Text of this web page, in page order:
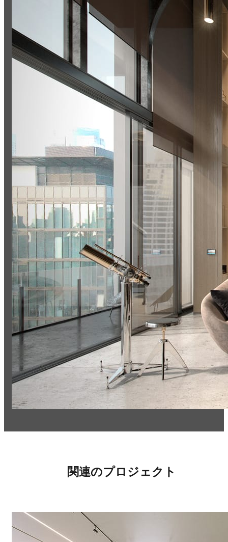
関連のプロジェクト